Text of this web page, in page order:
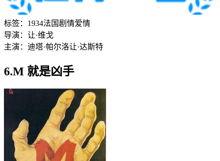
标签： 1934法国 剧情爱情
导演： 让·维戈
主演： 迪塔·帕尔洛让·达斯特
6.M 就是凶手